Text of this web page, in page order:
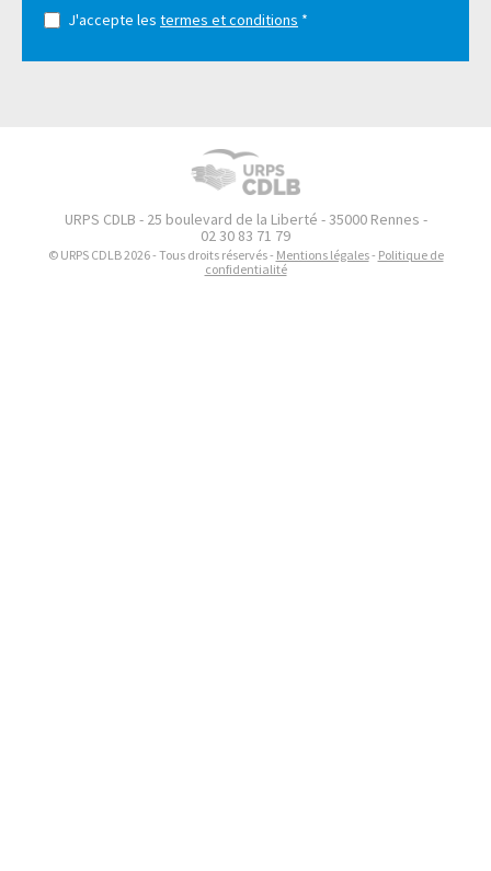
J'accepte les termes et conditions *
URPS CDLB - 25 boulevard de la Liberté - 35000 Rennes -
02 30 83 71 79
© URPS CDLB 2026 - Tous droits réservés - Mentions légales- Politique de
confidentialité